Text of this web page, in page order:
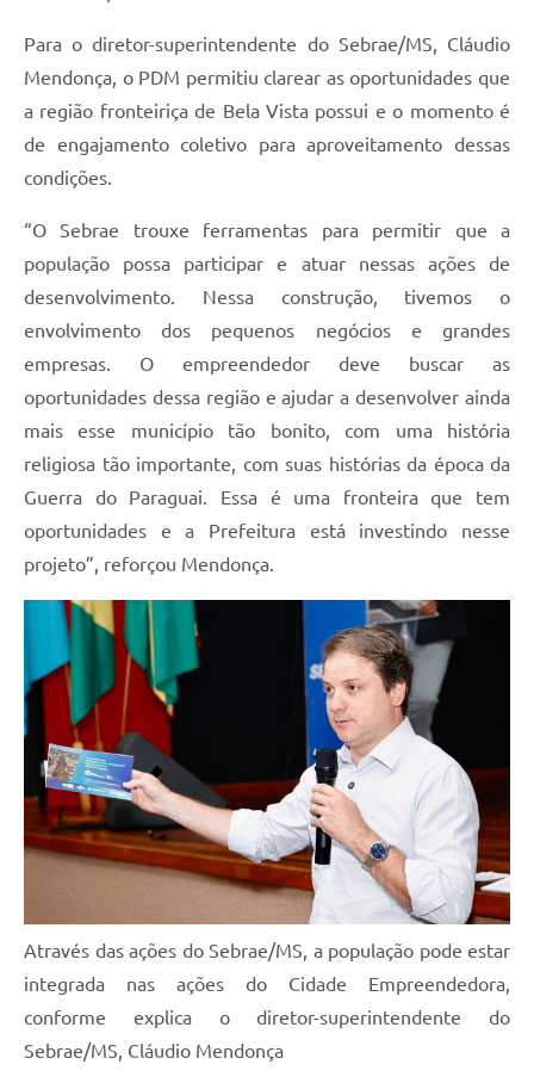
Para o diretor-superintendente do Sebrae/MS, Cláudio
Mendonça, o PDM permitiu clarear as oportunidades que
a região fronteiriça de Bela Vista possui e o momento é
de engajamento coletivo para aproveitamento dessas
condições.
“O Sebrae trouxe ferramentas para permitir que a
população possa participar e atuar nessas ações de
desenvolvimento. Nessa construção, tivemos o
envolvimento dos pequenos negócios e grandes
empresas. O empreendedor deve buscar as
oportunidades dessa região e ajudar a desenvolver ainda
mais esse município tão bonito, com uma história
religiosa tão importante, com suas histórias da época da
Guerra do Paraguai. Essa é uma fronteira que tem
oportunidades e a Prefeitura está investindo nesse
projeto”, reforçou Mendonça.
Através das ações do Sebrae/MS, a população pode estar
integrada nas ações do Cidade Empreendedora,
conforme explica o diretor-superintendente do
Sebrae/MS, Cláudio Mendonça